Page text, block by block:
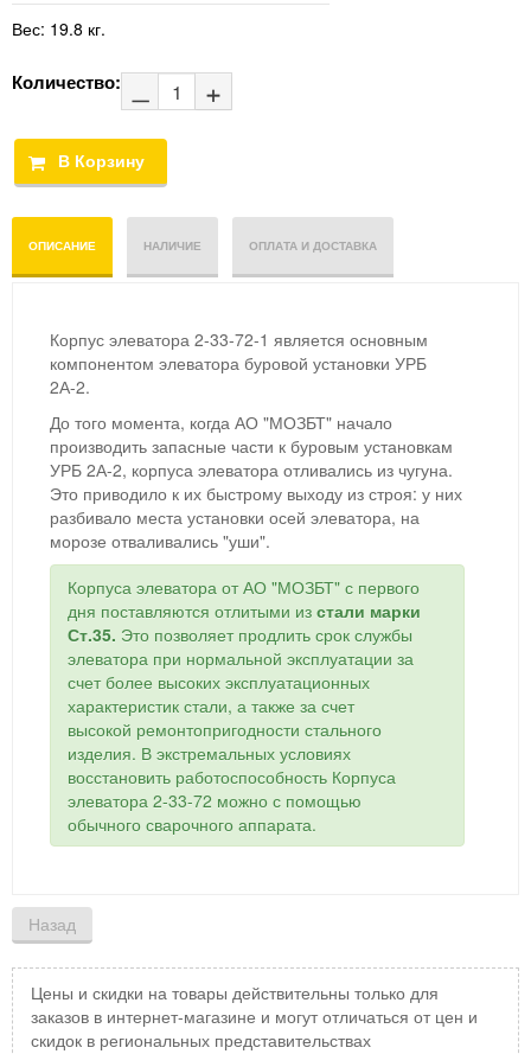
Вес: 19.8 кг.
Количество:
ОПИСАНИЕ НАЛИЧИЕ ОПЛАТА И ДОСТАВКА
Корпус элеватора 2-33-72-1 является основным
компонентом элеватора буровой установки УРБ
2А-2.
До того момента, когда АО "МОЗБТ" начало
производить запасные части к буровым установкам
УРБ 2А-2, корпуса элеватора отливались из чугуна.
Это приводило к их быстрому выходу из строя: у них
разбивало места установки осей элеватора, на
морозе отваливались "уши".
Корпуса элеватора от АО "МОЗБТ" с первого
дня поставляются отлитыми из стали марки
Ст.35. Это позволяет продлить срок службы
элеватора при нормальной эксплуатации за
счет более высоких эксплуатационных
характеристик стали, а также за счет
высокой ремонтопригодности стального
изделия. В экстремальных условиях
восстановить работоспособность Корпуса
элеватора 2-33-72 можно с помощью
обычного сварочного аппарата.
Цены и скидки на товары действительны только для
заказов в интернет-магазине и могут отличаться от цен и
скидок в региональных представительствах